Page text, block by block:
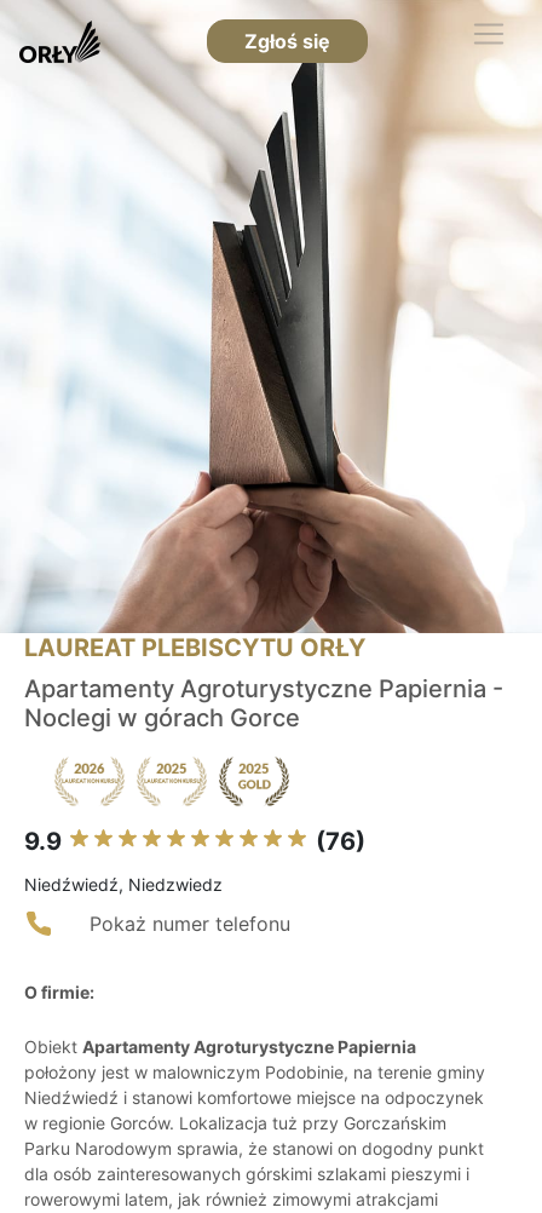
Zgłoś się
LAUREAT PLEBISCYTU ORŁY
Apartamenty Agroturystyczne Papiernia -
Noclegi w górach Gorce
9.9 (76)
Niedźwiedź, Niedzwiedz
Pokaż numer telefonu
O firmie:
Obiekt Apartamenty Agroturystyczne Papiernia
położony jest w malowniczym Podobinie, na terenie gminy
Niedźwiedź i stanowi komfortowe miejsce na odpoczynek
w regionie Gorców. Lokalizacja tuż przy Gorczańskim
Parku Narodowym sprawia, że stanowi on dogodny punkt
dla osób zainteresowanych górskimi szlakami pieszymi i
rowerowymi latem, jak również zimowymi atrakcjami